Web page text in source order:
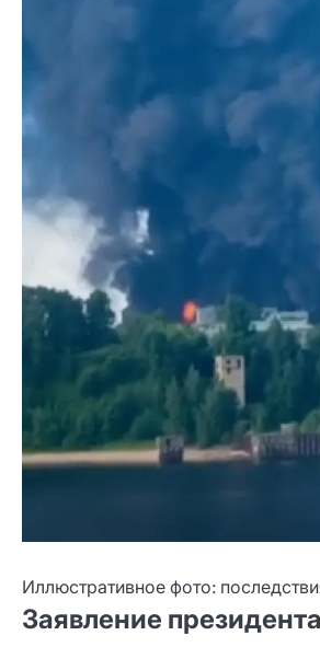
Иллюстративное фото:
Заявление президента